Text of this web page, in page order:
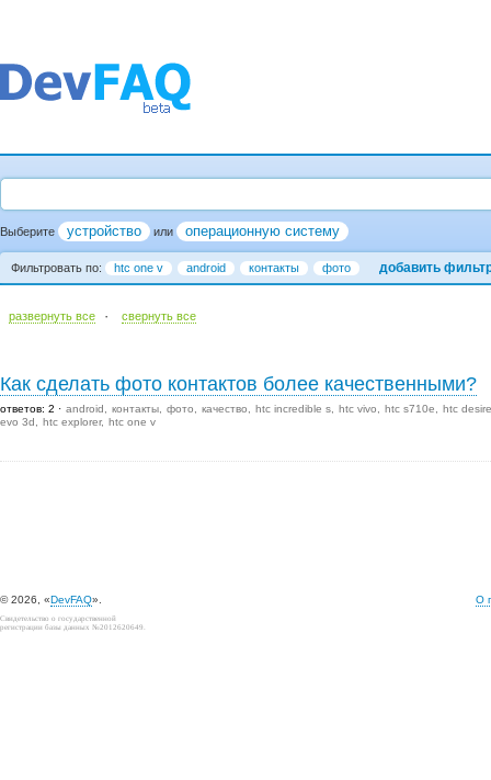
Выберите устройство или операционную систему
Фильтровать по: htc one v android контакты фото добавить
развернуть все · cвернуть все
Как сделать фото контактов более качественными?
ответов: 2 android контакты фото качество htc incredible s htc vivo htc s710e
htc
evo 3d
htc explorer htc one v
© 2026, «DevFAQ». О
Свидетельство о государственной
регистрации базы данных №2012620649.